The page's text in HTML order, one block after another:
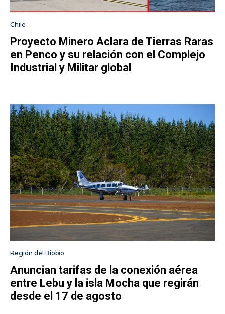
Chile
Proyecto Minero Aclara de Tierras Raras
en Penco y su relación con el Complejo
Industrial y Militar global
Región del Biobío
Anuncian tarifas de la conexión aérea
entre Lebu y la isla Mocha que regirán
desde el 17 de agosto